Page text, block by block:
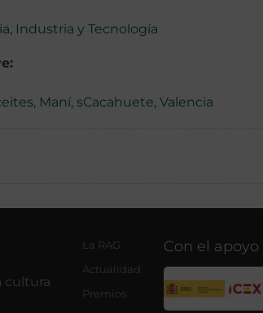
, Industria y Tecnología
, Maní, sCacahuete, Valencia
cultura
La RAG
Actualidad
Premios
Con el apoyo